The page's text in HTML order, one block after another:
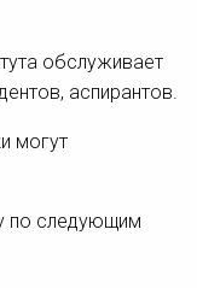
обслуживает
аспирантов.
могут
по следующим